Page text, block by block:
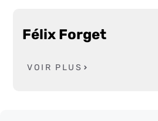
Félix Forget
VOIR PLUS